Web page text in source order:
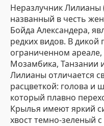
Неразлучник Лилианы
названный в честь
Бойда Александера,
редких видов. В
ограниченном
Мозамбика, Танзании
Лилианы отличается
расцветкой: голова и
который плавно
Крылья имеют яркий
хвост темно-зеленый